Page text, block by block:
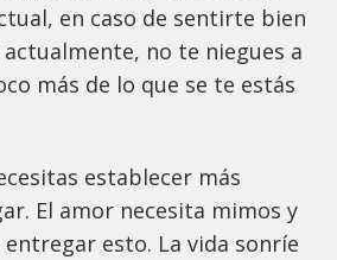
en caso de sentirte bien
no te niegues a
más de lo que se te estás
establecer más
El amor necesita mimos y
esto. La vida sonríe